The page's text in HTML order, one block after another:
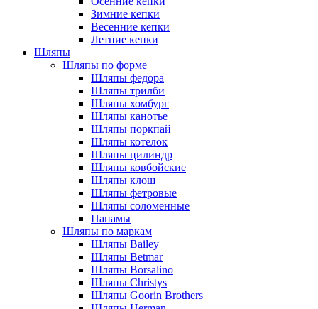
Зимние кепки
Весенние кепки
Летние кепки
Шляпы
Шляпы по форме
Шляпы федора
Шляпы трилби
Шляпы хомбург
Шляпы канотье
Шляпы поркпай
Шляпы котелок
Шляпы цилиндр
Шляпы ковбойские
Шляпы клош
Шляпы фетровые
Шляпы соломенные
Панамы
Шляпы по маркам
Шляпы Bailey
Шляпы Betmar
Шляпы Borsalino
Шляпы Christys
Шляпы Goorin Brothers